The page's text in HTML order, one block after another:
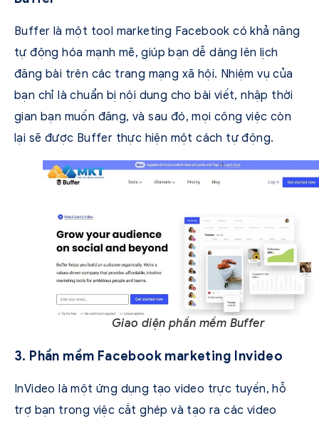
Buffer là một tool marketing Facebook có khả năng
tự động hóa mạnh mẽ, giúp bạn dễ dàng lên lịch
đăng bài trên các trang mạng xã hội. Nhiệm vụ của
bạn chỉ là chuẩn bị nội dung cho bài viết, nhập thời
gian bạn muốn đăng, và sau đó, mọi công việc còn
lại sẽ được Buffer thực hiện một cách tự động.
Giao diện phần mềm Buffer
3. Phần mềm Facebook marketing Invideo
InVideo là một ứng dụng tạo video trực tuyến, hỗ
trợ bạn trong việc cắt ghép và tạo ra các video